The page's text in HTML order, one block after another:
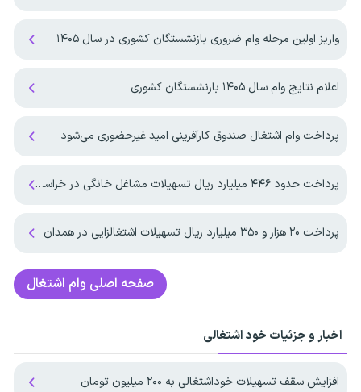
واریز اولین مرحله وام ضروری بازنشستگان کشوری در سال ۱۴۰۵
اعلام نتایج وام سال ۱۴۰۵ بازنشستگان کشوری
پرداخت وام اشتغال صندوق کارآفرینی امید غیرحضوری می‌شود
پرداخت حدود ۴۴۶ میلیارد ریال تسهیلات مشاغل خانگی در خراسان‌شمالی
پرداخت ۲۰ هزار و ۳۵۰ میلیارد ریال تسهیلات اشتغالزایی در همدان
صفحه اصلی وام اشتغال
اخبار و جزئیات خود اشتغالی
افزایش سقف تسهیلات خوداشتغالی به ۲۰۰ میلیون تومان